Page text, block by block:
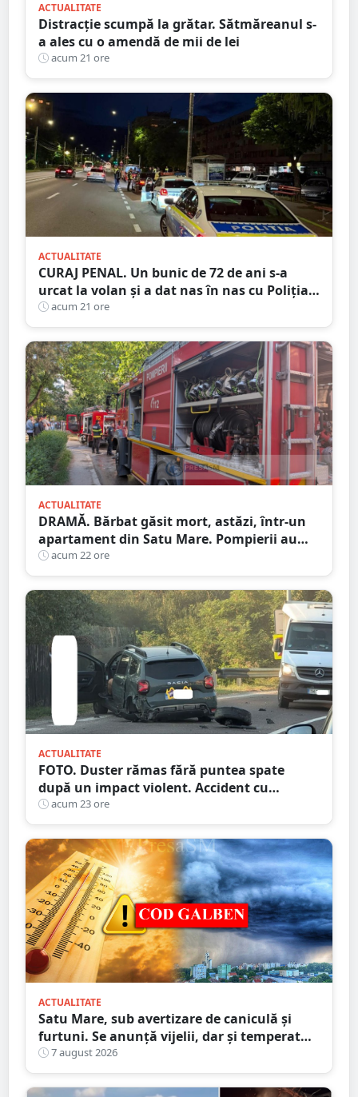
ACTUALITATE
Distracție scumpă la grătar. Sătmăreanul s-
a ales cu o amendă de mii de lei
acum 21 ore
ACTUALITATE
CURAJ PENAL. Un bunic de 72 de ani s-a
urcat la volan și a dat nas în nas cu Poliția
Satu Mare
acum 21 ore
ACTUALITATE
DRAMĂ. Bărbat găsit mort, astăzi, într-un
apartament din Satu Mare. Pompierii au
spart ușa
acum 22 ore
ACTUALITATE
FOTO. Duster rămas fără puntea spate
după un impact violent. Accident cu
implicarea unei mașini din Satu Mare
acum 23 ore
ACTUALITATE
Satu Mare, sub avertizare de caniculă și
furtuni. Se anunță vijelii, dar și temperaturi
ridicate. Avertizarea ANM
7 august 2026